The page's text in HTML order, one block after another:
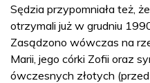
Sędzia przypomniała też,
otrzymali już w grudniu
Zasądzono wówczas na
Marii, jego córki Zofii oraz
ówczesnych złotych